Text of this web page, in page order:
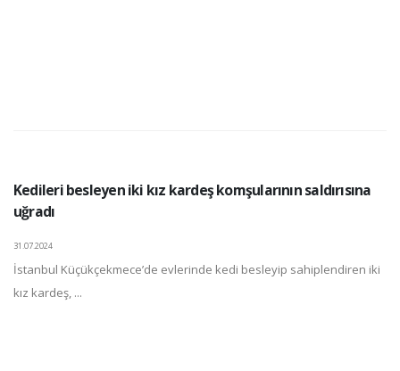
Kedileri besleyen iki kız kardeş komşularının saldırısına
uğradı
31.07.2024
İstanbul Küçükçekmece’de evlerinde kedi besleyip sahiplendiren iki
kız kardeş, ...